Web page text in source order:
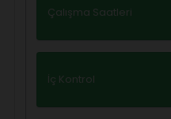
Çalışma Saatleri
İç Kontrol